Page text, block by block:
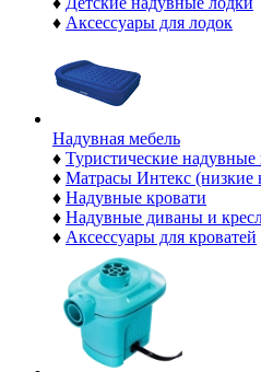
♦ Аксессуары для лодок
Надувная мебель
♦ Туристические надувные
♦ Матрасы Интекс (низкие
♦ Надувные кровати
♦ Надувные диваны и
♦ Аксессуары для кроватей